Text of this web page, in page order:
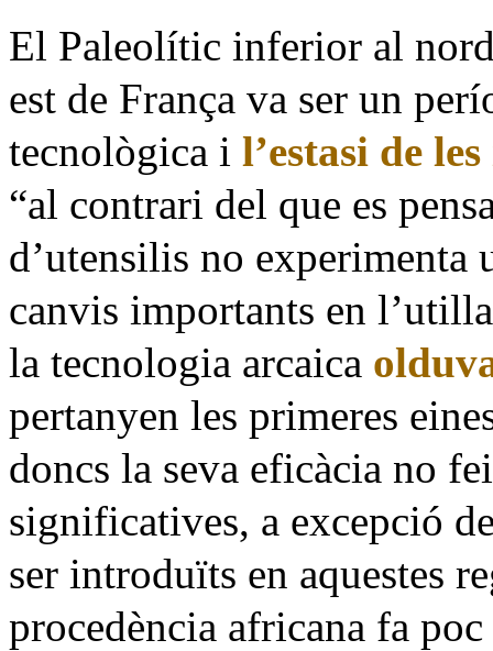
El Paleolític inferior al
est de França va ser un
tecnològica i l’estasi de
“al contrari del que es
d’utensilis no
canvis importants en
la tecnologia arcaica
pertanyen les primeres
doncs la seva eficàcia no
significatives, a excepció
ser introduïts en aquestes
procedència africana fa